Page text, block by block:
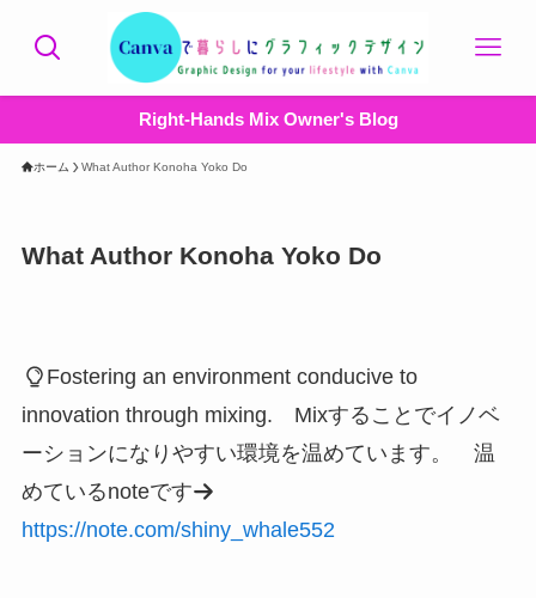
Right-Hands Mix Owner's Blog
ホーム What Author Konoha Yoko Do
What Author Konoha Yoko Do
Fostering an environment conducive to
innovation through mixing. Mixすることでイノベ
ーションになりやすい環境を温めています。 温
めているnoteです
https://note.com/shiny_whale552